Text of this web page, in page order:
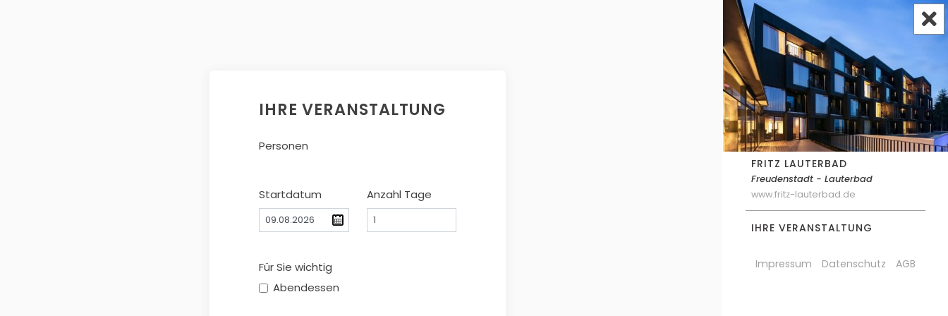
IHRE VERANSTALTUNG
Personen
Startdatum Anzahl Tage
Für Sie wichtig
Abendessen
FRITZ LAUTERBAD
Freudenstadt - Lauterbad
www.fritz-lauterbad.de
IHRE VERANSTALTUNG
Impressum Datenschutz AGB